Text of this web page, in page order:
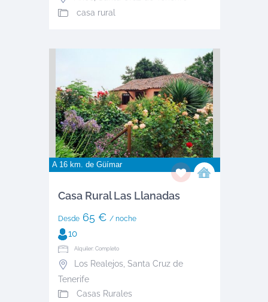
casa rural
A 16 km. de Güímar
Casa Rural Las Llanadas
Desde65 € / noche
10
Alquiler: Completo
Los Realejos, Santa Cruz de
Tenerife
Casas Rurales